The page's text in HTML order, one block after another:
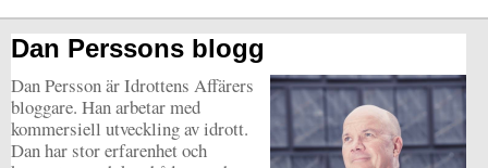
Dan Perssons blogg
Dan Persson är Idrottens Affärers
bloggare. Han arbetar med
kommersiell utveckling av idrott.
Dan har stor erfarenhet och